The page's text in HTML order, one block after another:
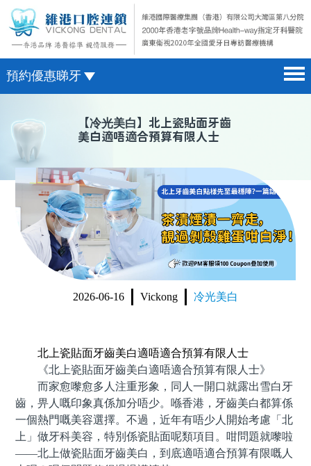
預約優惠睇牙
醫院簡介 hospital introduction
醫生介紹 doctor introduction
醫療新聞 medical news
種植牙 dental implant
箍牙 orthodontics
收費標準 change standard
微信預約
WhatsApp預約
【冷光美白】北上瓷貼面牙齒
美白適唔適合預算有限人士
2026-06-16 Vickong 冷光美白
北上瓷貼面牙齒美白適唔適合預算有限人士
《北上瓷貼面牙齒美白適唔適合預算有限人士》
而家愈嚟愈多人注重形象，同人一開口就露出雪白牙
齒，畀人嘅印象真係加分唔少。喺香港，牙齒美白都算係
一個熱門嘅美容選擇。不過，近年有唔少人開始考慮「北
上」做牙科美容，特別係瓷貼面呢類項目。咁問題就嚟啦
——北上做瓷貼面牙齒美白，到底適唔適合預算有限嘅人